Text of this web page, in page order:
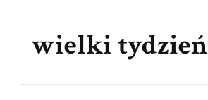
wielki tydzień